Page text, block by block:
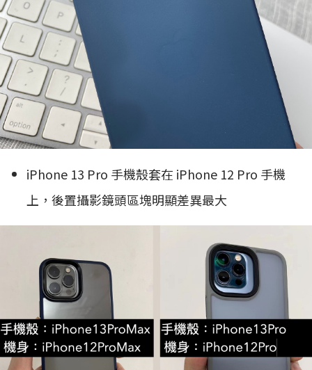
iPhone 13 Pro 手機殼套在 iPhone 12 Pro 手機
上，後置攝影鏡頭區塊明顯差異最大